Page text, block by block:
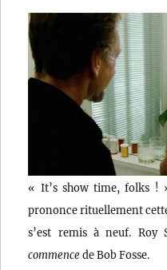
« It’s show time, folks !
prononce rituellement
s’est remis à neuf. Roy
commencede Bob Fosse.